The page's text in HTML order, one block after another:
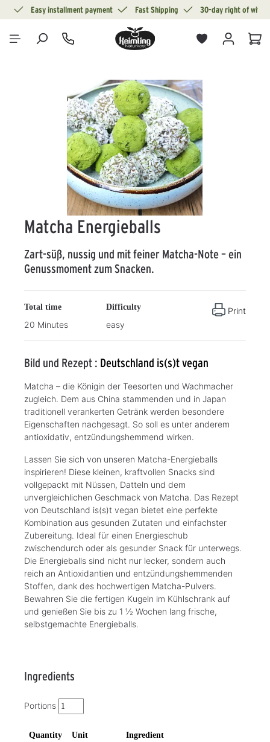
contentEasy installment payment Fast Shipping 30-day right of
Matcha Energieballs
Zart-süß, nussig und mit feiner Matcha-Note – ein
Genussmoment zum Snacken.
Total time
20 Minutes
Difficulty
easy
Print
Bild und Rezept : Deutschland is(s)t vegan
Matcha – die Königin der Teesorten und Wachmacher
zugleich. Dem aus China stammenden und in Japan
traditionell verankerten Getränk werden besondere
Eigenschaften nachgesagt. So soll es unter anderem
antioxidativ, entzündungshemmend wirken.
Lassen Sie sich von unseren Matcha-Energieballs
inspirieren! Diese kleinen, kraftvollen Snacks sind
vollgepackt mit Nüssen, Datteln und dem
unvergleichlichen Geschmack von Matcha. Das Rezept
von Deutschland is(s)t vegan bietet eine perfekte
Kombination aus gesunden Zutaten und einfachster
Zubereitung. Ideal für einen Energieschub
zwischendurch oder als gesunder Snack für unterwegs.
Die Energieballs sind nicht nur lecker, sondern auch
reich an Antioxidantien und entzündungshemmenden
Stoffen, dank des hochwertigen Matcha-Pulvers.
Bewahren Sie die fertigen Kugeln im Kühlschrank auf
und genießen Sie bis zu 1 ½ Wochen lang frische,
selbstgemachte Energieballs.
Ingredients
Portions
Quantity Unit Ingredient